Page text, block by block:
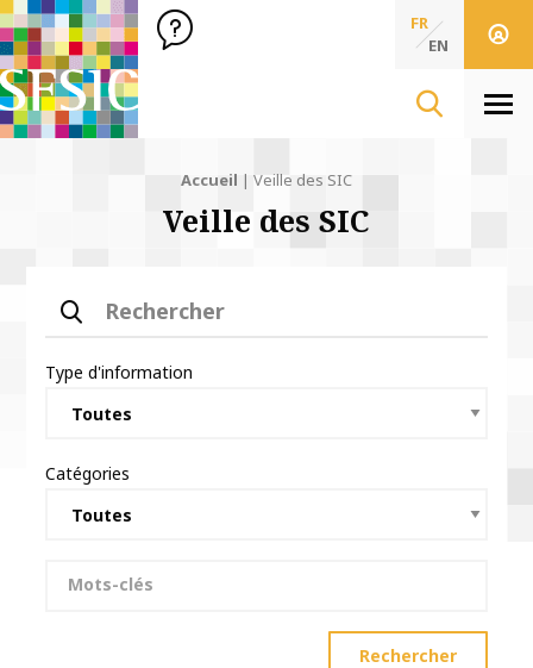
SFSIC Société Française des Sciences de l'Information & de
Société Française des Sciences
de l'Information
FR
EN
Accueil | Veille des SIC
Veille des SIC
Rechercher
Type d'information
Catégories
Mots-clés
Rechercher